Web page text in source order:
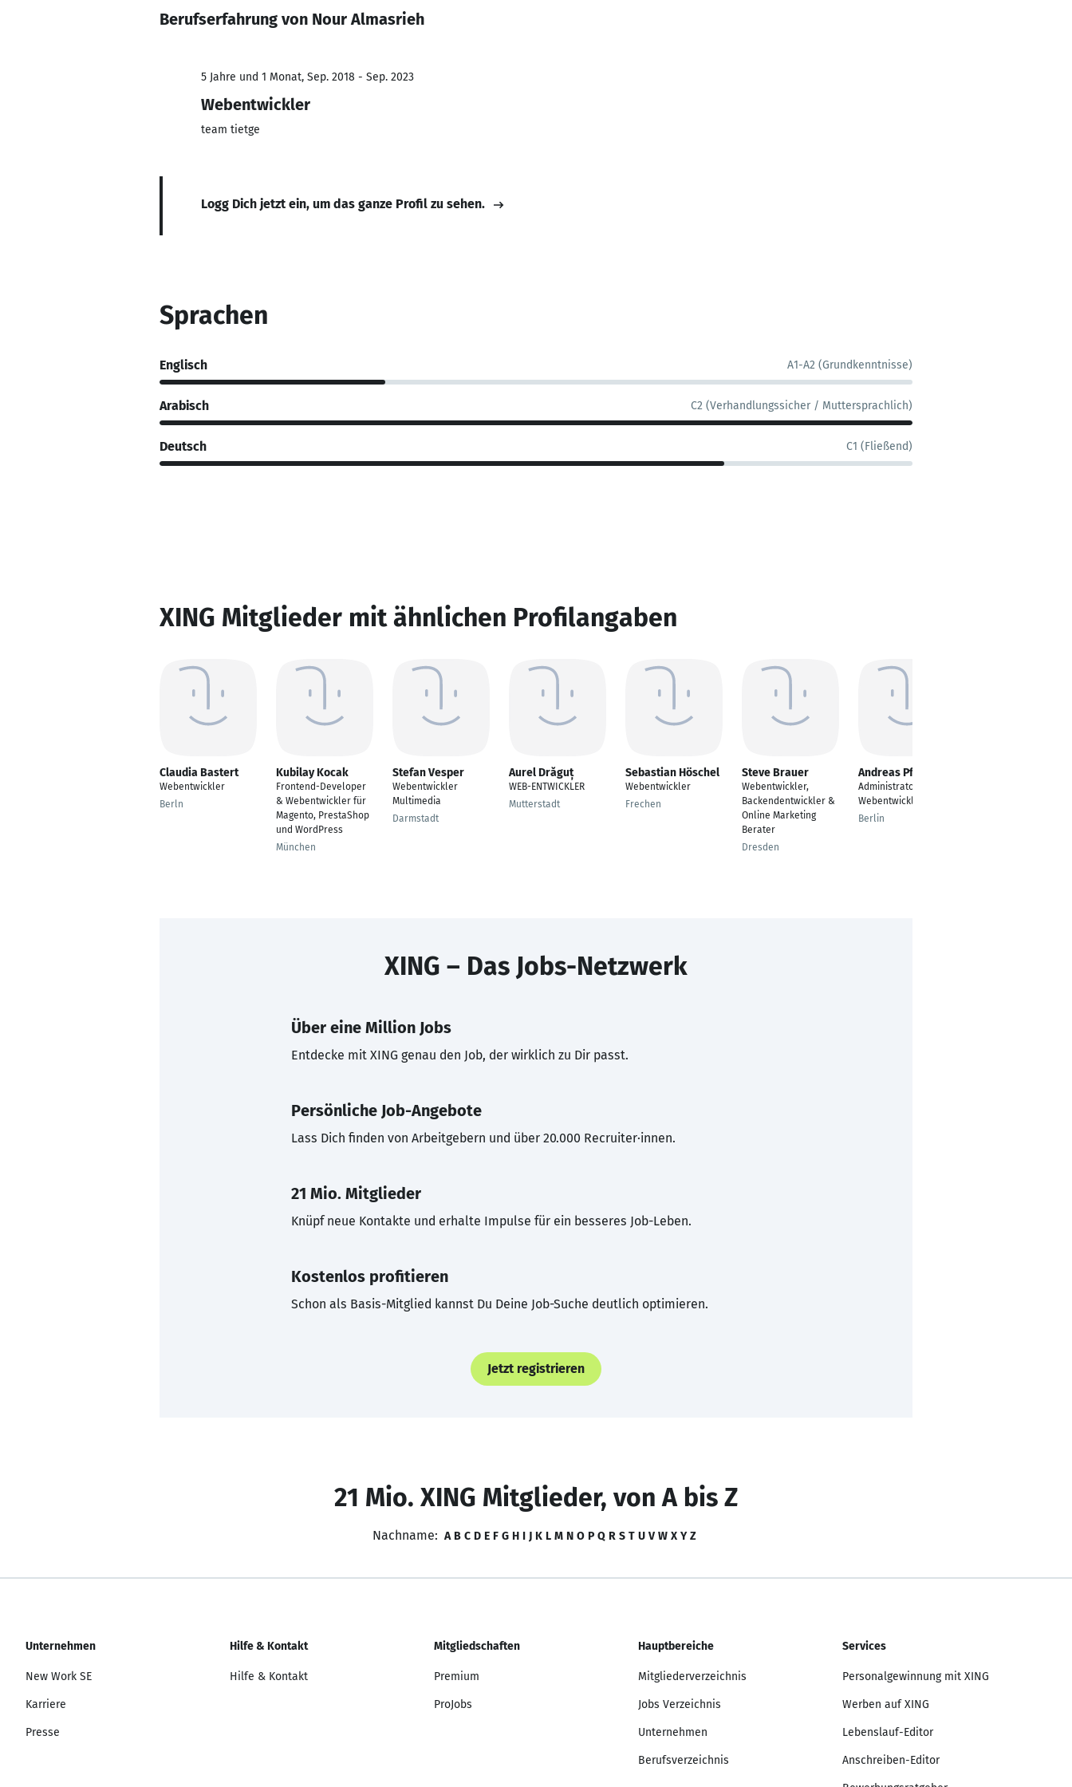
Berufserfahrung von Nour Almasrieh
5 Jahre und 1 Monat, Sep. 2018 - Sep. 2023
Webentwickler
team tietge
Logg Dich jetzt ein, um das ganze Profil zu sehen.
Sprachen
Englisch A1-A2 (Grundkenntnisse)
Arabisch C2 (Verhandlungssicher / Muttersprachlich)
Deutsch C1 (Fließend)
XING Mitglieder mit ähnlichen Profilangaben
Claudia Bastert
Webentwickler
Berln
Kubilay Kocak
Frontend-Developer
& Webentwickler für
Magento, PrestaShop
und WordPress
München
Stefan Vesper
Webentwickler
Multimedia
Darmstadt
Aurel Drăguț
WEB-ENTWICKLER
Mutterstadt
Sebastian Höschel
Webentwickler
Frechen
Steve Brauer
Webentwickler,
Backendentwickler &
Online Marketing
Berater
Dresden
Andreas Pfeiffer
Administrator /
Webentwickler
Berlin
XING – Das Jobs-Netzwerk
Über eine Million Jobs
Entdecke mit XING genau den Job, der wirklich zu Dir passt.
Persönliche Job-Angebote
Lass Dich finden von Arbeitgebern und über 20.000 Recruiter·innen.
21 Mio. Mitglieder
Knüpf neue Kontakte und erhalte Impulse für ein besseres Job-Leben.
Kostenlos profitieren
Schon als Basis-Mitglied kannst Du Deine Job-Suche deutlich optimieren.
Jetzt registrieren
21 Mio. XING Mitglieder, von A bis Z
Nachname: A B C D E F G H I J K L M N O P Q R S T U V W X Y Z
Unternehmen
New Work SE
Karriere
Presse
Hilfe & Kontakt
Hilfe & Kontakt
Mitgliedschaften
Premium
ProJobs
Hauptbereiche
Mitgliederverzeichnis
Jobs Verzeichnis
Unternehmen
Berufsverzeichnis
Services
Personalgewinnung mit XING
Werben auf XING
Lebenslauf-Editor
Anschreiben-Editor